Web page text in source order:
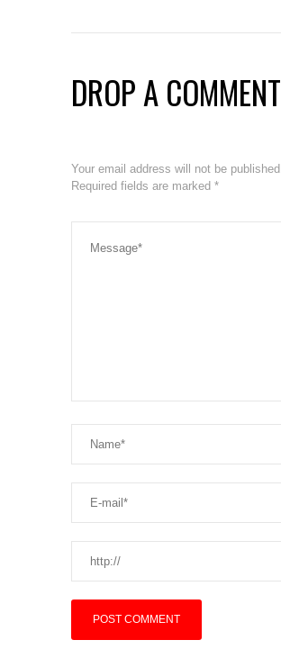
DROP A COMMENT
Your email address will not be published.
Required fields are marked *